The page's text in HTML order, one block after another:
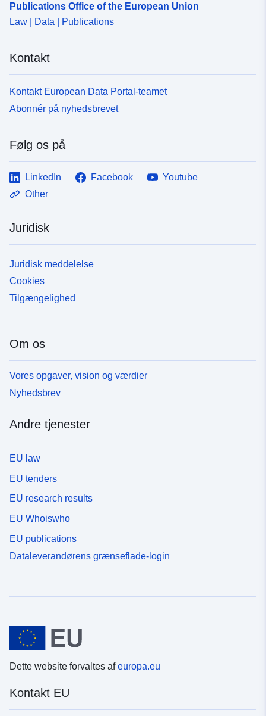
Publications Office of the European Union
Law | Data | Publications
Kontakt
Kontakt European Data Portal-teamet
Abonnér på nyhedsbrevet
Følg os på
LinkedIn Facebook
Youtube
Other
Juridisk
Juridisk meddelelse
Cookies
Tilgængelighed
Om os
Vores opgaver, vision og værdier
Nyhedsbrev
Andre tjenester
EU law
EU tenders
EU research results
EU Whoiswho
EU publications
Dataleverandørens grænseflade-login
Dette website forvaltes afeuropa.eu
Kontakt EU